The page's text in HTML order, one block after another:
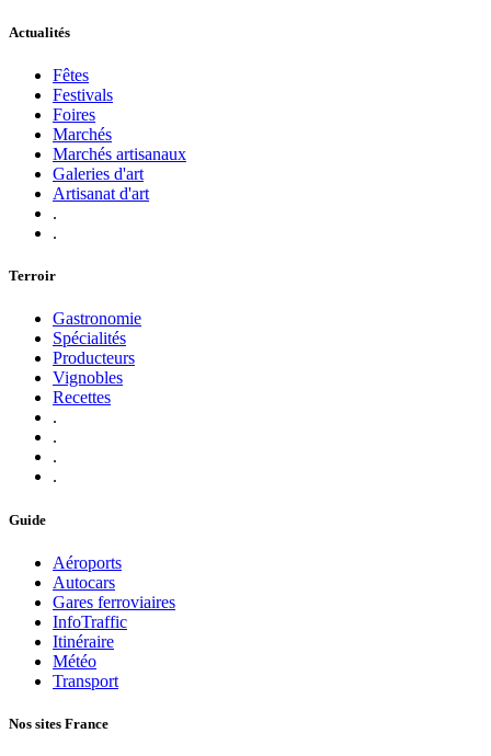
Actualités
Fêtes
Festivals
Foires
Marchés
Marchés artisanaux
Galeries d'art
Artisanat d'art
.
.
Terroir
Gastronomie
Spécialités
Producteurs
Vignobles
Recettes
.
.
.
.
Guide
Aéroports
Autocars
Gares ferroviaires
InfoTraffic
Itinéraire
Météo
Transport
Nos sites France